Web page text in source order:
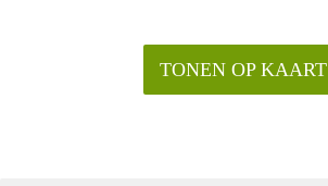
TONEN OP KAART